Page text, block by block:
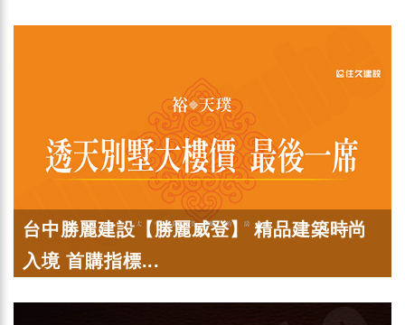
台中勝麗建設【勝麗威登】 精品建築時尚
入境 首購指標...